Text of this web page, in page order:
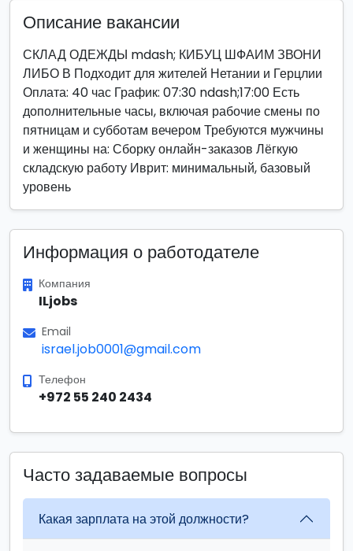
Описание вакансии
СКЛАД ОДЕЖДЫ mdash; КИБУЦ ШФАИМ ЗВОНИ
ЛИБО В Подходит для жителей Нетании и Герцлии
Оплата: 40 час График: 07:30 ndash;17:00 Есть
дополнительные часы, включая рабочие смены по
пятницам и субботам вечером Требуются мужчины
и женщины на: Сборку онлайн-заказов Лёгкую
складскую работу Иврит: минимальный, базовый
уровень
Информация о работодателе
Компания
ILjobs
Email
israel.job0001@gmail.com
Телефон
+972 55 240 2434
Часто задаваемые вопросы
Какая зарплата на этой должности?